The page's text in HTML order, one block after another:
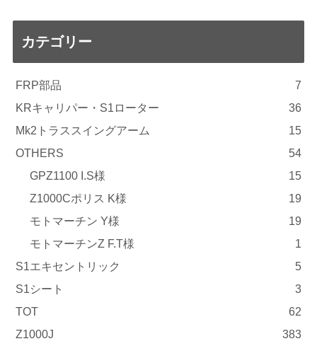
カテゴリー
FRP部品
7
KRキャリパー・S1ローター
36
Mk2トラススイングアーム
15
OTHERS
54
GPZ1100 I.S様
15
Z1000Cポリス K様
19
モトマーチン Y様
19
モトマーチンZ F.T様
1
S1エキセントリック
5
S1シート
3
TOT
62
Z1000J
383